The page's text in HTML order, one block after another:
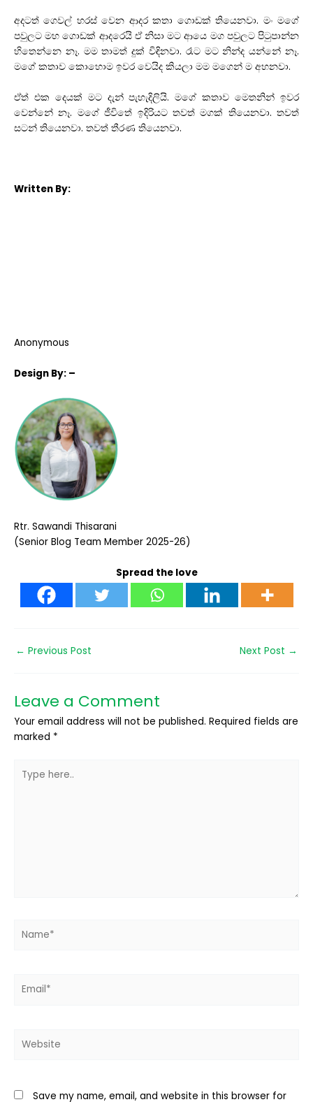
අදටත් ගෙවල් හරස් වෙන ආදර කතා ගොඩක් තියෙනවා. මං මගේ
පවුලට මහ ගොඩක් ආදරෙයි ඒ නිසා මට ආයෙ මග පවුලට පිටුපාන්න
හිතෙන්නෙ නෑ. මම තාමත් දුක් විඳිනවා. රෑට මට නින්ද යන්නේ නෑ.
මගේ කතාව කොහොම ඉවර වෙයිද කියලා මම මගෙන් ම අහනවා.
ඒත් එක දෙයක් මට දැන් පැහැදිලියි. මගේ කතාව මෙතනින් ඉවර
වෙන්නේ නෑ. මගේ ජීවිතේ ඉදිරියට තවත් මගක් තියෙනවා. තවත්
සටන් තියෙනවා. තවත් තීරණ තියෙනවා.
Written By:
Anonymous
Design By: –
Rtr. Sawandi Thisarani
(Senior Blog Team Member 2025-26)
Spread the love
← Previous Post Next Post →
Leave a Comment
Your email address will not be published. Required fields are
marked *
here..
Save my name, email, and website in this browser for